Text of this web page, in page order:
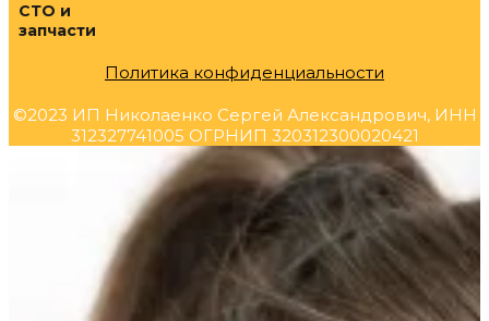
СТО и
запчасти
Политика конфиденциальности
©2023 ИП Николаенко Сергей Александрович, ИНН
312327741005 ОГРНИП 320312300020421